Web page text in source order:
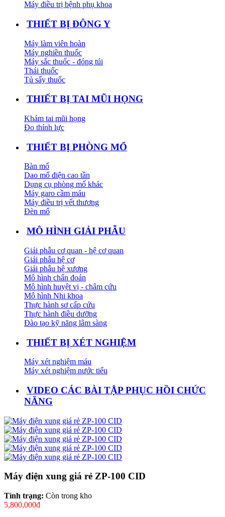
Máy điều trị bệnh phụ khoa
THIẾT BỊ ĐÔNG Y
Máy làm viên hoàn
Máy nghiền thuốc
Máy sắc thuốc - đóng túi
Thái thuốc
Tủ sấy thuốc
THIẾT BỊ TAI MŨI HỌNG
Khám tai mũi họng
Đo thính lực
THIẾT BỊ PHÒNG MỔ
Bàn mổ
Dao mổ điện cao tần
Dụng cụ phòng mổ khác
Máy garo cầm máu
Máy điều trị vết thương
Đèn mổ
MÔ HÌNH GIẢI PHẪU
Giải phẫu cơ quan - hệ cơ quan
Giải phẫu hệ cơ
Giải phẫu hệ xương
Mô hình chẩn đoán
Mô hình huyệt vị - châm cứu
Mô hình Nhi khoa
Thực hành sơ cấp cứu
Thực hành điều dưỡng
Đào tạo kỹ năng lâm sàng
THIẾT BỊ XÉT NGHIỆM
Máy xét nghiệm máu
Máy xét nghiệm nước tiểu
VIDEO CÁC BÀI TẬP PHỤC HỒI CHỨC
NĂNG
Máy điện xung giá rẻ ZP-100 CID
Tình trạng: Còn trong kho
5,800,000đ